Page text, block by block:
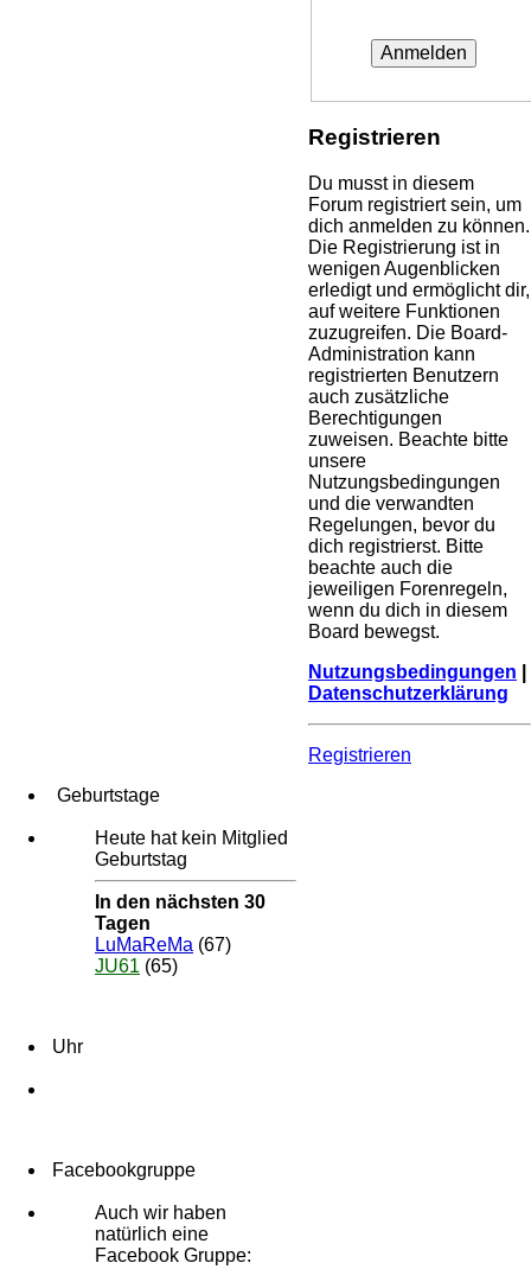
Registrieren
Du musst in diesem
Forum registriert sein, um
dich anmelden zu können.
Die Registrierung ist in
wenigen Augenblicken
erledigt und ermöglicht dir,
auf weitere Funktionen
zuzugreifen. Die Board-
Administration kann
registrierten Benutzern
auch zusätzliche
Berechtigungen
zuweisen. Beachte bitte
unsere
Nutzungsbedingungen
und die verwandten
Regelungen, bevor du
dich registrierst. Bitte
beachte auch die
jeweiligen Forenregeln,
wenn du dich in diesem
Board bewegst.
Nutzungsbedingungen
Datenschutzerklärung
Registrieren
Geburtstage
Heute hat kein Mitglied
Geburtstag
In den nächsten 30
Tagen
LuMaReMa (67)
JU61 (65)
Uhr
Facebookgruppe
Auch wir haben
natürlich eine
Facebook Gruppe: